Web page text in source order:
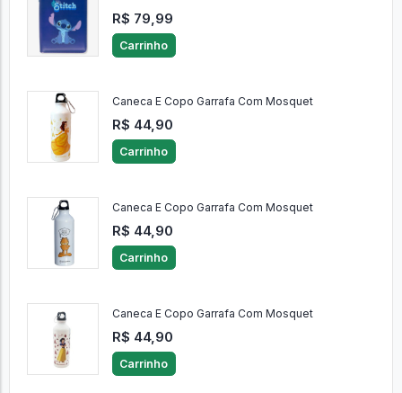
R$ 79,99
Carrinho
Caneca E Copo Garrafa Com Mosquet
R$ 44,90
Carrinho
Caneca E Copo Garrafa Com Mosquet
R$ 44,90
Carrinho
Caneca E Copo Garrafa Com Mosquet
R$ 44,90
Carrinho